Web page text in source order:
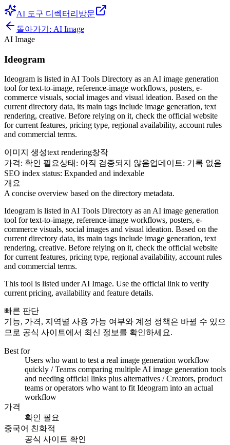
AI 도구 디렉터리 방문
돌아가기: AI Image
AI Image
Ideogram
Ideogram is listed in AI Tools Directory as an AI image generation
tool for text-to-image, reference-image workflows, posters, e-
commerce visuals, social images and visual ideation. Based on the
current directory data, its main tags include image generation, text
rendering, creative. Before relying on it, check the official website
for current features, pricing type, regional availability, account rules
and commercial terms.
이미지 생성text rendering창작
가격: 확인 필요상태 : 아직 검증되지 않음업데이트: 기록 없음
SEO index status: Expanded and indexable
개요
A concise overview based on the directory metadata.
Ideogram is listed in AI Tools Directory as an AI image generation
tool for text-to-image, reference-image workflows, posters, e-
commerce visuals, social images and visual ideation. Based on the
current directory data, its main tags include image generation, text
rendering, creative. Before relying on it, check the official website
for current features, pricing type, regional availability, account rules
and commercial terms.
This tool is listed under AI Image. Use the official link to verify
current pricing, availability and feature details.
빠른 판단
기능, 가격, 지역별 사용 가능 여부와 계정 정책은 바뀔 수 있으
므로 공식 사이트에서 최신 정보를 확인하세요.
Best for
Users who want to test a real image generation workflow
quickly / Teams comparing multiple AI image generation tools
and needing official links plus alternatives / Creators, product
teams or operators who want to fit Ideogram into an actual
workflow
가격
확인 필요
중국어 친화적
공식 사이트 확인